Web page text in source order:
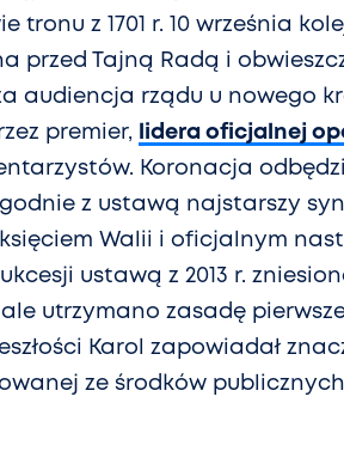
tronu z 1701 r. 10 września
przed Tajną Radą i
audiencja rządu u nowego
premier,
lidera oficjalnej
Koronacja
z ustawą najstarszy
Walii i oficjalnym
ustawą z 2013 r.
utrzymano zasadę
Karol zapowiadał
ze środków